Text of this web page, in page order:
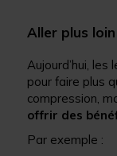
Aller plus
Aujourd’hui,
pour faire plus
compression,
offrir des
Par exemple :